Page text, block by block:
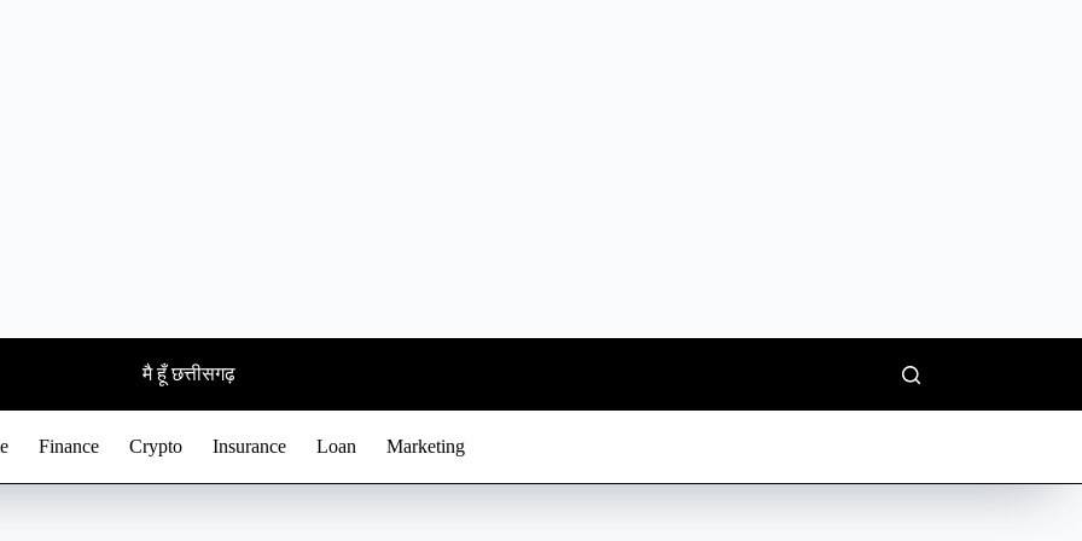
मै हूँ छत्तीसगढ़
Finance Crypto Insurance Loan Marketing